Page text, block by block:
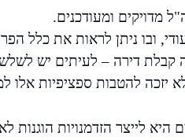
מדויקים ומעודכנים.
ובו ניתן לראות את כלל
קבלת דירה – לעיתים יש לשלש
יזכה להטבות ספציפיות אלו
לייצר הזדמנויות הוגנות